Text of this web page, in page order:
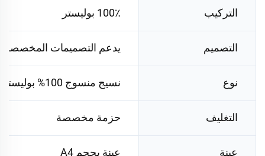
التركيب 100٪ بوليستر
التصميم يدعم التصميمات المخصصة
نوع نسيج منسوج 100% بوليستر
التغليف حزمة مخصصة
عينة عينة بحجم A4